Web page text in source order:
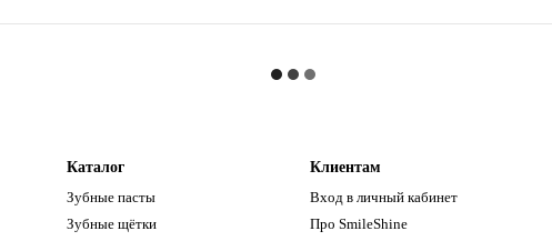
Каталог
Зубные пасты
Зубные щётки
Клиентам
Вход в личный кабинет
Про SmileShine